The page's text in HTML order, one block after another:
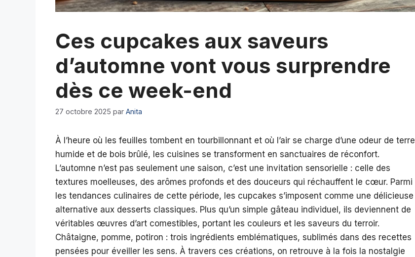
Ces cupcakes aux saveurs
d’automne vont vous surprendre
dès ce week-end
27 octobre 2025 par Anita
À l’heure où les feuilles tombent en tourbillonnant et où l’air se charge d’une odeur de terre
humide et de bois brûlé, les cuisines se transforment en sanctuaires de réconfort.
L’automne n’est pas seulement une saison, c’est une invitation sensorielle : celle des
textures moelleuses, des arômes profonds et des douceurs qui réchauffent le cœur. Parmi
les tendances culinaires de cette période, les cupcakes s’imposent comme une délicieuse
alternative aux desserts classiques. Plus qu’un simple gâteau individuel, ils deviennent de
véritables œuvres d’art comestibles, portant les couleurs et les saveurs du terroir.
Châtaigne, pomme, potiron : trois ingrédients emblématiques, sublimés dans des recettes
pensées pour éveiller les sens. À travers ces créations, on retrouve à la fois la nostalgie